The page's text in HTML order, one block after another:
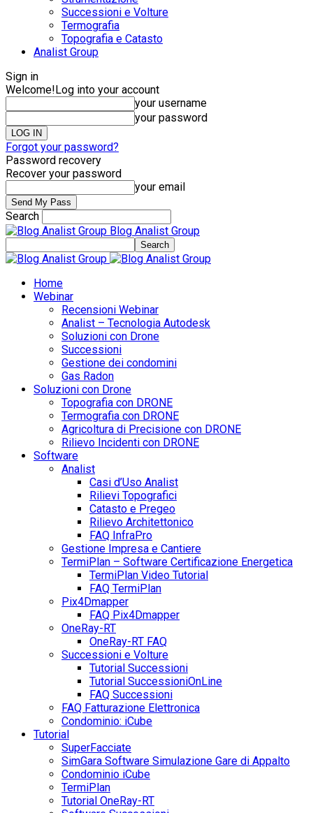
Successioni e Volture
Termografia
Topografia e Catasto
Analist Group
Sign in
Welcome!Log into your account
your username
your password
Forgot your password?
Password recovery
Recover your password
your email
Search
Blog Analist Group
Home
Webinar
Recensioni Webinar
Analist – Tecnologia Autodesk
Soluzioni con Drone
Successioni
Gestione dei condomini
Gas Radon
Soluzioni con Drone
Topografia con DRONE
Termografia con DRONE
Agricoltura di Precisione con DRONE
Rilievo Incidenti con DRONE
Software
Analist
Casi d’Uso Analist
Rilievi Topografici
Catasto e Pregeo
Rilievo Architettonico
FAQ InfraPro
Gestione Impresa e Cantiere
TermiPlan – Software Certificazione Energetica
TermiPlan Video Tutorial
FAQ TermiPlan
Pix4Dmapper
FAQ Pix4Dmapper
OneRay-RT
OneRay-RT FAQ
Successioni e Volture
Tutorial Successioni
Tutorial SuccessioniOnLine
FAQ Successioni
FAQ Fatturazione Elettronica
Condominio: iCube
Tutorial
SuperFacciate
SimGara Software Simulazione Gare di Appalto
Condominio iCube
TermiPlan
Tutorial OneRay-RT